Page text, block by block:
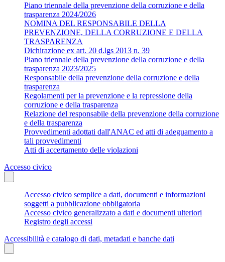
Piano triennale della prevenzione della corruzione e della
trasparenza 2024/2026
NOMINA DEL RESPONSABILE DELLA
PREVENZIONE, DELLA CORRUZIONE E DELLA
TRASPARENZA
Dichirazione ex art. 20 d.lgs 2013 n. 39
Piano triennale della prevenzione della corruzione e della
trasparenza 2023/2025
Responsabile della prevenzione della corruzione e della
trasparenza
Regolamenti per la prevenzione e la repressione della
corruzione e della trasparenza
Relazione del responsabile della prevenzione della corruzione
e della trasparenza
Provvedimenti adottati dall'ANAC ed atti di adeguamento a
tali provvedimenti
Atti di accertamento delle violazioni
Accesso civico
Accesso civico semplice a dati, documenti e informazioni
soggetti a pubblicazione obbligatoria
Accesso civico generalizzato a dati e documenti ulteriori
Registro degli accessi
Accessibilità e catalogo di dati, metadati e banche dati